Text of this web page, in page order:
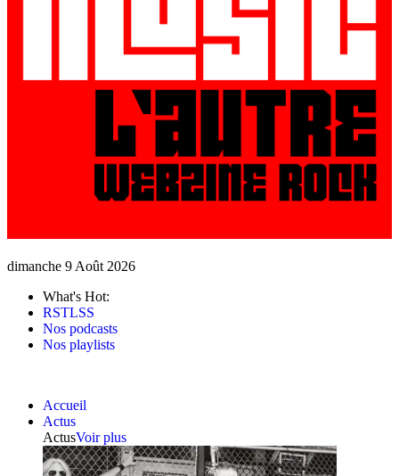
dimanche 9 Août 2026
What's Hot:
RSTLSS
Nos podcasts
Nos playlists
Accueil
Actus
ActusVoir plus